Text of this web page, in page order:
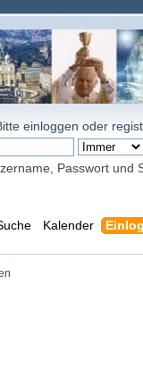
einloggen oder
Passwort und
Kalender